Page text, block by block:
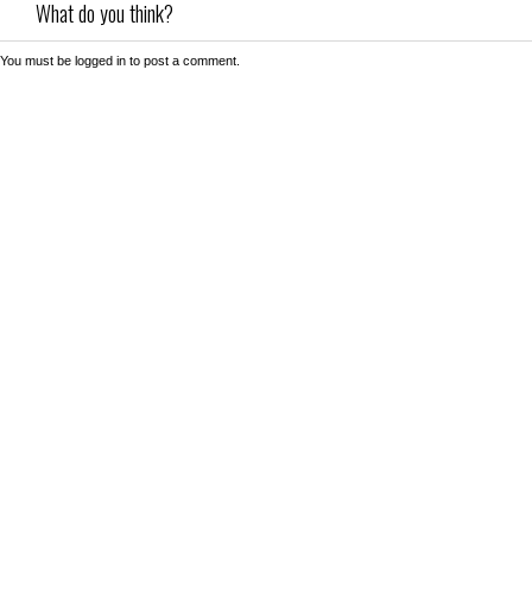
What do you think?
You must be logged in to post a comment.